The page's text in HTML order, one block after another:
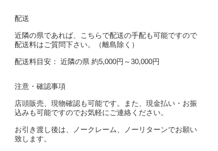
配送
近隣の県であれば、こちらで配送の手配も可能ですので
配送料はご質問下さい。（離島除く）
配送料目安： 近隣の県 約5,000円～30,000円
注意・確認事項
店頭販売、現物確認も可能です。また、現金払い・お振
込みも可能ですのでお気軽にご連絡ください。
お引き渡し後は、ノークレーム、ノーリターンでお願い
致します。